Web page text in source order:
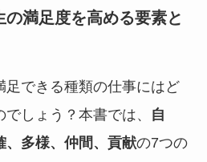
満足度を高める要素と
足できる種類の仕事にはど
しょう？本書では、
自
、多様、仲間、貢献の7つの